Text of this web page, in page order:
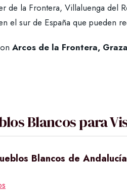
de la Frontera, Villaluenga del
el sur de España que pueden
Arcos de la Frontera,
Blancos para
Blancos de Andalucía